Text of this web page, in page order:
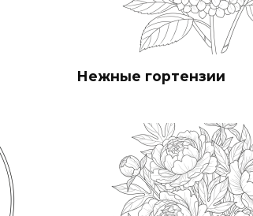
Нежные гортензии